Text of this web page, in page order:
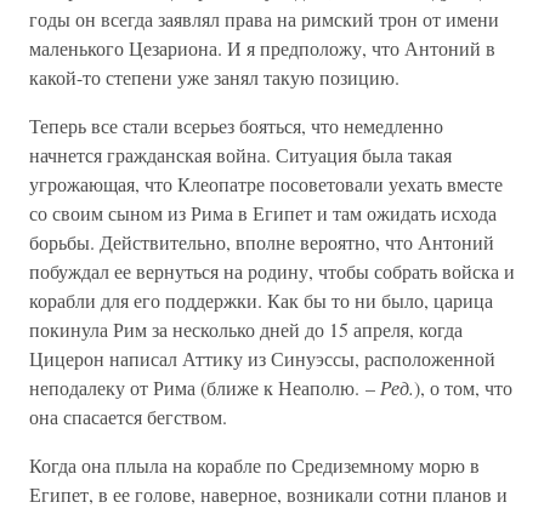
годы он всегда заявлял права на римский трон от имени
маленького Цезариона. И я предположу, что Антоний в
какой-то степени уже занял такую позицию.
Теперь все стали всерьез бояться, что немедленно
начнется гражданская война. Ситуация была такая
угрожающая, что Клеопатре посоветовали уехать вместе
со своим сыном из Рима в Египет и там ожидать исхода
борьбы. Действительно, вполне вероятно, что Антоний
побуждал ее вернуться на родину, чтобы собрать войска и
корабли для его поддержки. Как бы то ни было, царица
покинула Рим за несколько дней до 15 апреля, когда
Цицерон написал Аттику из Синуэссы, расположенной
неподалеку от Рима (ближе к Неаполю. – Ред.), о том, что
она спасается бегством.
Когда она плыла на корабле по Средиземному морю в
Египет, в ее голове, наверное, возникали сотни планов и